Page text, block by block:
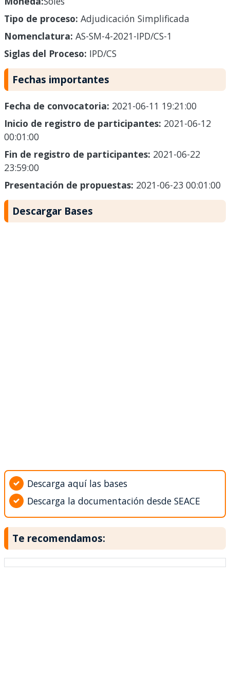
Tipo de proceso: Adjudicación Simplificada
Nomenclatura: AS-SM-4-2021-IPD/CS-1
Siglas del Proceso: IPD/CS
Fechas importantes
Fecha de convocatoria: 2021-06-11 19:21:00
Inicio de registro de participantes: 2021-06-12
00:01:00
Fin de registro de participantes: 2021-06-22
23:59:00
Presentación de propuestas: 2021-06-23 00:01:00
Descargar Bases
Descarga aquí las bases
Descarga la documentación desde SEACE
Te recomendamos: